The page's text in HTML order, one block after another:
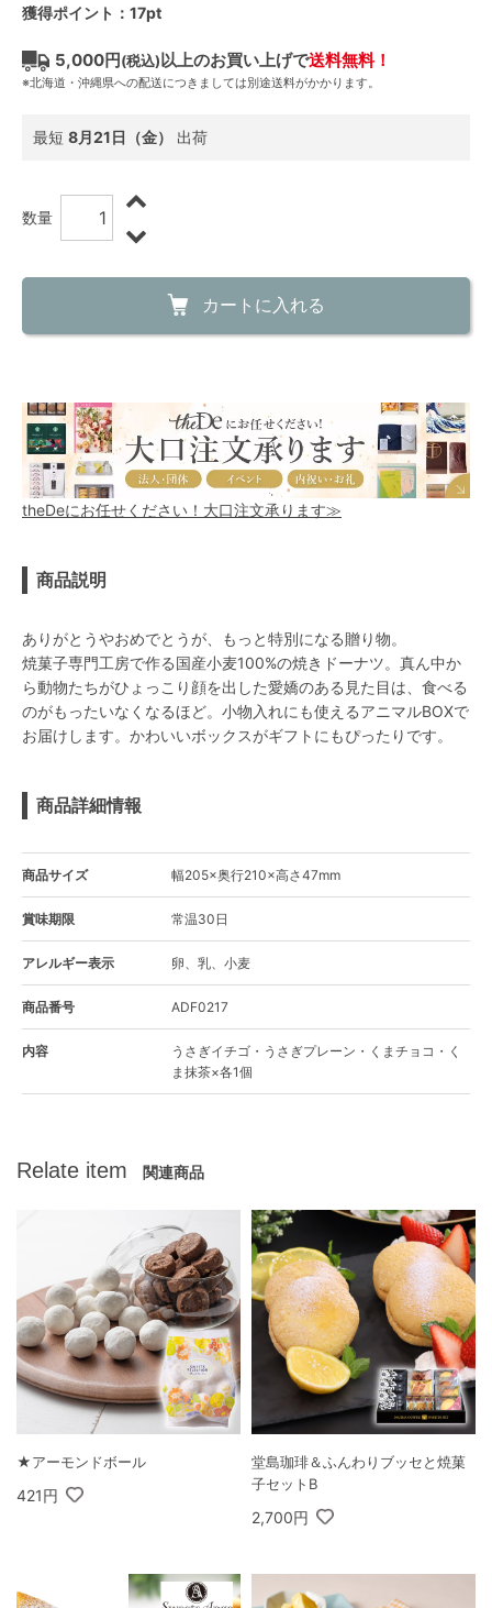
獲得ポイント：17pt
5,000円(税込)以上のお買い上げで送料無料！
※北海道・沖縄県への配送につきましては別途送料がかかります。
最短 8月21日（金） 出荷
数量
カートに入れる
theDeにお任せください！大口注文承ります≫
商品説明
ありがとうやおめでとうが、もっと特別になる贈り物。
焼菓子専門工房で作る国産小麦100%の焼きドーナツ。真ん中か
ら動物たちがひょっこり顔を出した愛嬌のある見た目は、食べる
のがもったいなくなるほど。小物入れにも使えるアニマルBOXで
お届けします。かわいいボックスがギフトにもぴったりです。
商品詳細情報
商品サイズ 幅205×奥行210×高さ47mm
賞味期限 常温30日
アレルギー表示 卵、乳、小麦
商品番号 ADF0217
内容
うさぎイチゴ・うさぎプレーン・くまチョコ・く
ま抹茶×各1個
Relate item 関連商品
★アーモンドボール
421円
堂島珈琲＆ふんわりブッセと焼菓
子セットB
2,700円